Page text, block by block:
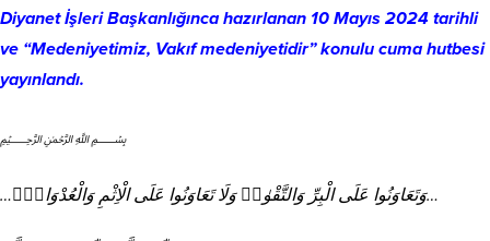
Diyanet İşleri Başkanlığınca hazırlanan 10 Mayıs 2024 tarihli
ve “Medeniyetimiz, Vakıf medeniyetidir” konulu cuma hutbesi
yayınlandı.
﷽
…وَتَعَاوَنُوا عَلَى الْبِرِّ وَالتَّقْوٰىۖ وَلَا تَعَاوَنُوا عَلَى الْاِثْمِ وَالْعُدْوَانِۖ…